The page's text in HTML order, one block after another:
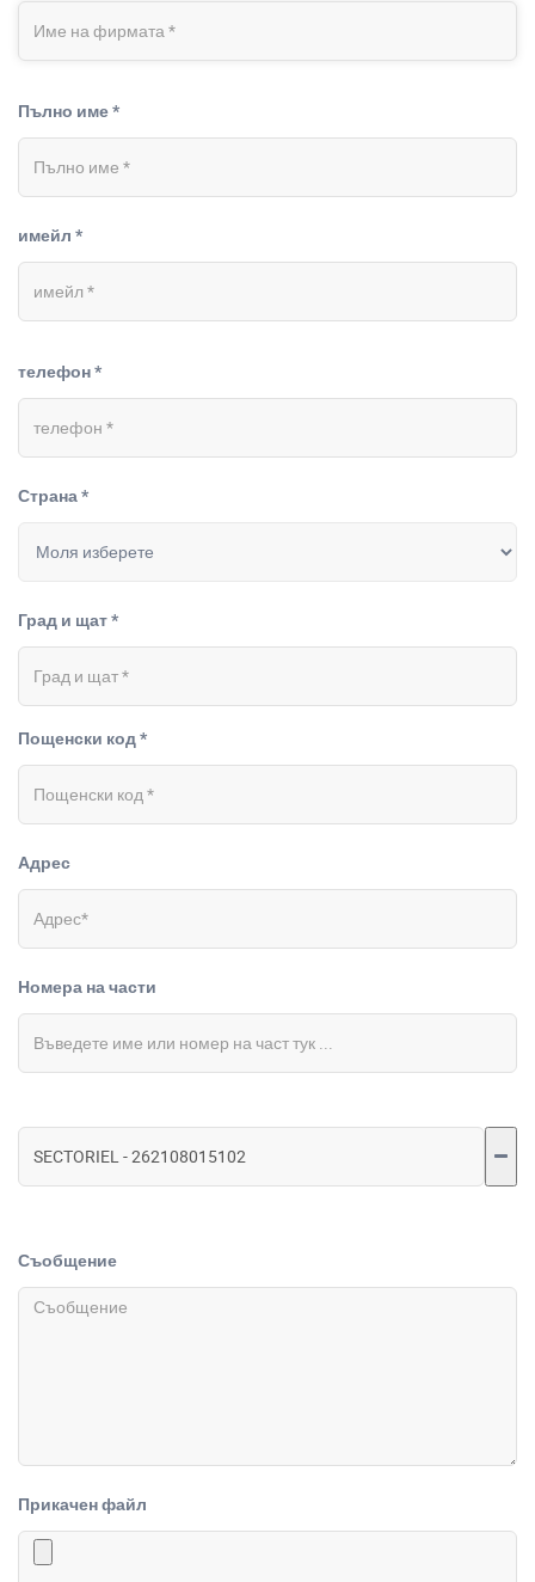
Пълно име *
имейл *
телефон *
Страна *
Град и щат *
Пощенски код *
Адрес
Номера на части
Съобщение
Прикачен файл